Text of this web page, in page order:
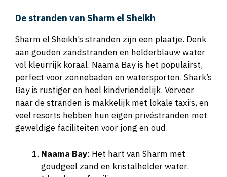
De stranden van Sharm el Sheikh
Sharm el Sheikh’s stranden zijn een plaatje. Denk
aan gouden zandstranden en helderblauw water
vol kleurrijk koraal. Naama Bay is het populairst,
perfect voor zonnebaden en watersporten. Shark’s
Bay is rustiger en heel kindvriendelijk. Vervoer
naar de stranden is makkelijk met lokale taxi’s, en
veel resorts hebben hun eigen privéstranden met
geweldige faciliteiten voor jong en oud.
Naama Bay: Het hart van Sharm met
goudgeel zand en kristalhelder water.